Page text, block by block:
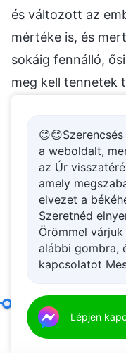
és változott az
mértéke is, és
sokáig fennálló,
meg kell tennetek
Péter igen
cselekedetében,
Sok kudarcot
korában került
társadalommal,
zsinagógába is.
még nem kezdte
a Kegyelem
a weboldalt,
az Úr
amely
elvezet a
Szeretnéd
Örömmel
alábbi gombra,
kapcsolatot
Lépjen
Hogyan